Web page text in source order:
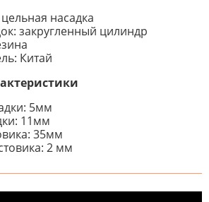
насадка
закругленный цилиндр
Китай
5мм
11мм
35мм
2 мм
нет